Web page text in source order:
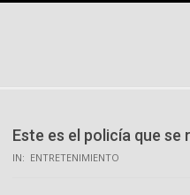
Este es el policía que se
IN: ENTRETENIMIENTO